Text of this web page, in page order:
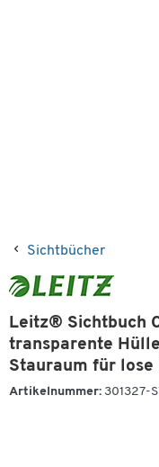
Sichtbücher
Leitz® Sichtbuch
transparente
Stauraum für
Artikelnummer: 301327-